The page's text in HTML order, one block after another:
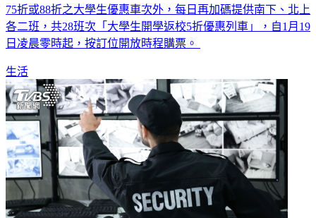
75折或88折之大學生優惠車次外，每日再加碼提供南下、北上
各二班，共28班次「大學生開學返校5折優惠列車」，自1月19
日凌晨零時起，按訂位開放時程購票。
生活